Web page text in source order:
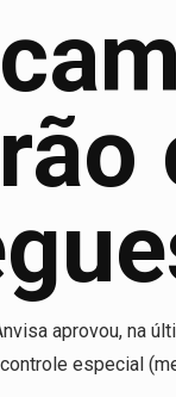
aprovou, na
especial